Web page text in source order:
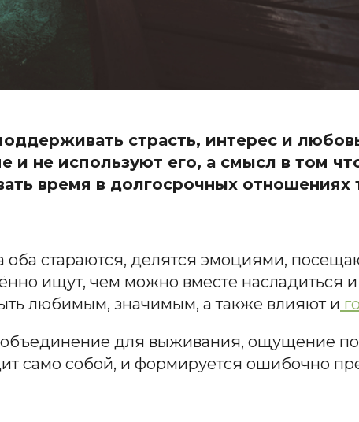
страсть, интерес и
не используют его, а смысл в том
время в долгосрочных отношениях
оба стараются, делятся эмоциями,
ищут, чем можно вместе насладиться и
любимым, значимым, а также влияют и
для выживания, ощущение
само собой, и формируется ошибочно